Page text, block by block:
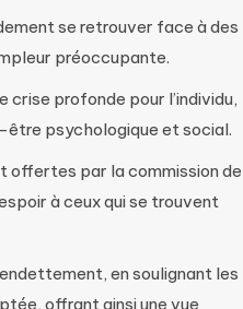
se retrouver face à des
préoccupante.
crise profonde pour l’individu,
être psychologique et social.
offertes par la commission de
à ceux qui se trouvent
en soulignant les
offrant ainsi une vue